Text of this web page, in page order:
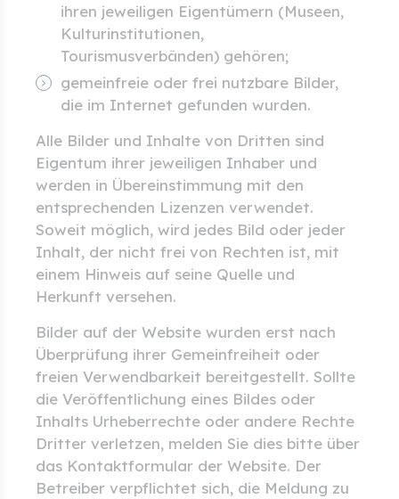
ihren jeweiligen Eigentümern (Museen,
Kulturinstitutionen,
Tourismusverbänden) gehören;
gemeinfreie oder frei nutzbare Bilder,
die im Internet gefunden wurden.
Alle Bilder und Inhalte von Dritten sind
Eigentum ihrer jeweiligen Inhaber und
werden in Übereinstimmung mit den
entsprechenden Lizenzen verwendet.
Soweit möglich, wird jedes Bild oder jeder
Inhalt, der nicht frei von Rechten ist, mit
einem Hinweis auf seine Quelle und
Herkunft versehen.
Bilder auf der Website wurden erst nach
Überprüfung ihrer Gemeinfreiheit oder
freien Verwendbarkeit bereitgestellt. Sollte
die Veröffentlichung eines Bildes oder
Inhalts Urheberrechte oder andere Rechte
Dritter verletzen, melden Sie dies bitte über
das Kontaktformular der Website. Der
Betreiber verpflichtet sich, die Meldung zu